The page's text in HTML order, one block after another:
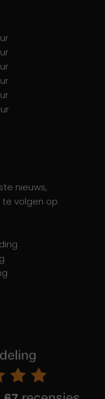
nieuws,
volgen op